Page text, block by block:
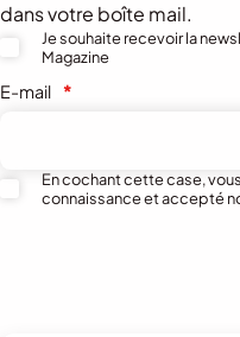
dans votre boîte mail.
Je souhaite recevoir la
Magazine
E-mail *
En cochant cette case,
connaissance et accepté